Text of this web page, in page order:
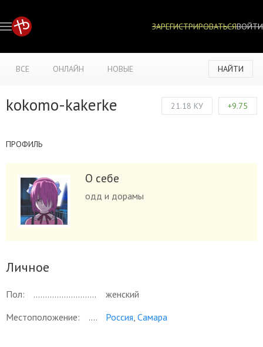
ЗАРЕГИСТРИРОВАТЬСЯВОЙТИ
ВСЕ ОНЛАЙН НОВЫЕ НАЙТИ
21.18 КУ +9.75
kokomo-kakerke
ПРОФИЛЬ
О себе
одд и дорамы
Личное
Пол:
женский
Местоположение:
Россия, Самара